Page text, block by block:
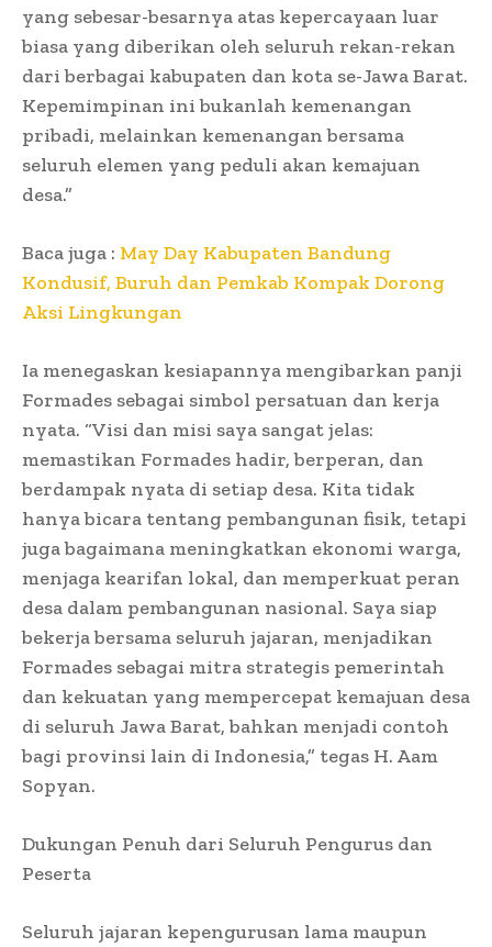
yang sebesar-besarnya atas kepercayaan luar
biasa yang diberikan oleh seluruh rekan-rekan
dari berbagai kabupaten dan kota se-Jawa Barat.
Kepemimpinan ini bukanlah kemenangan
pribadi, melainkan kemenangan bersama
seluruh elemen yang peduli akan kemajuan
desa.”
Baca juga : May Day Kabupaten Bandung
Kondusif, Buruh dan Pemkab Kompak Dorong
Aksi Lingkungan
Ia menegaskan kesiapannya mengibarkan panji
Formades sebagai simbol persatuan dan kerja
nyata. “Visi dan misi saya sangat jelas:
memastikan Formades hadir, berperan, dan
berdampak nyata di setiap desa. Kita tidak
hanya bicara tentang pembangunan fisik, tetapi
juga bagaimana meningkatkan ekonomi warga,
menjaga kearifan lokal, dan memperkuat peran
desa dalam pembangunan nasional. Saya siap
bekerja bersama seluruh jajaran, menjadikan
Formades sebagai mitra strategis pemerintah
dan kekuatan yang mempercepat kemajuan desa
di seluruh Jawa Barat, bahkan menjadi contoh
bagi provinsi lain di Indonesia,” tegas H. Aam
Sopyan.
Dukungan Penuh dari Seluruh Pengurus dan
Peserta
Seluruh jajaran kepengurusan lama maupun